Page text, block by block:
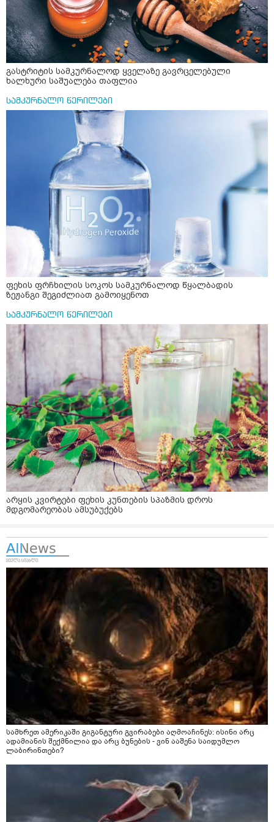
გასტრიტის სამკურნალოდ ყველაზე გავრცელებული
ხალხური საშუალება თაფლია
სამკურნალო წერილები
ფეხის ფრჩხილის სოკოს სამკურნალოდ წყალბადის
ზეჟანგი შეგიძლიათ გამოიყენოთ
სამკურნალო წერილები
არყის კვირტები ფეხის კუნთების სპაზმის დროს
მდგომარეობას ამსუბუქებს
სამხრეთ ამერიკაში გიგანტური გვირაბები აღმოაჩინეს: ისინი არც
ადამიანის შექმნილია და არც ბუნების - ვინ ააშენა საიდუმლო
ლაბირინთები?